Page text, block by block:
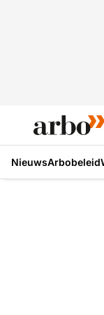
NieuwsArbobeleid